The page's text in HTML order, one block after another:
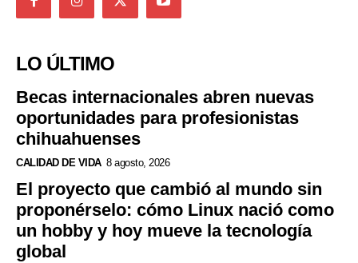
LO ÚLTIMO
Becas internacionales abren nuevas
oportunidades para profesionistas
chihuahuenses
CALIDAD DE VIDA 8 agosto, 2026
El proyecto que cambió al mundo sin
proponérselo: cómo Linux nació como
un hobby y hoy mueve la tecnología
global